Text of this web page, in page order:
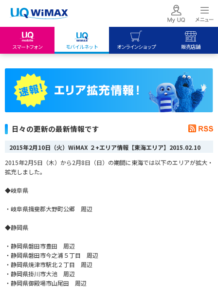
スマートフォン モバイルネット オンラインショップ 販売店舗
My UQ mobile
UQ mobile
UQ WiMAX
UQ WiMAX
日々の更新の最新情報です
2015年2月10日（火）WiMAX ２+エリア情報【東海エリア】 2015.02.10
2015年2月5日（木）から2月8日（日）の期間に東海では以下のエリアが拡大・
拡充しました。
◆岐阜県
・岐阜県揖斐郡大野町公郷 周辺
◆静岡県
・静岡県磐田市豊田 周辺
・静岡県磐田市今之浦５丁目 周辺
・静岡県焼津市駅北２丁目 周辺
・静岡県掛川市大池 周辺
・静岡県御殿場市山尾田 周辺